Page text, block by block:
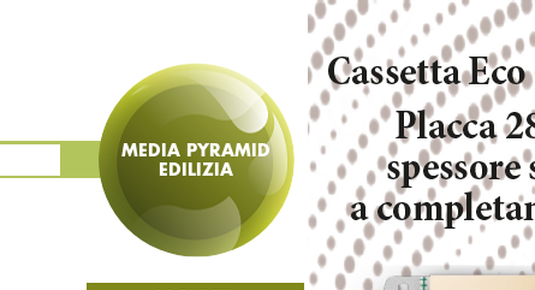
MEDIA PYRAMID
EDILIZIA